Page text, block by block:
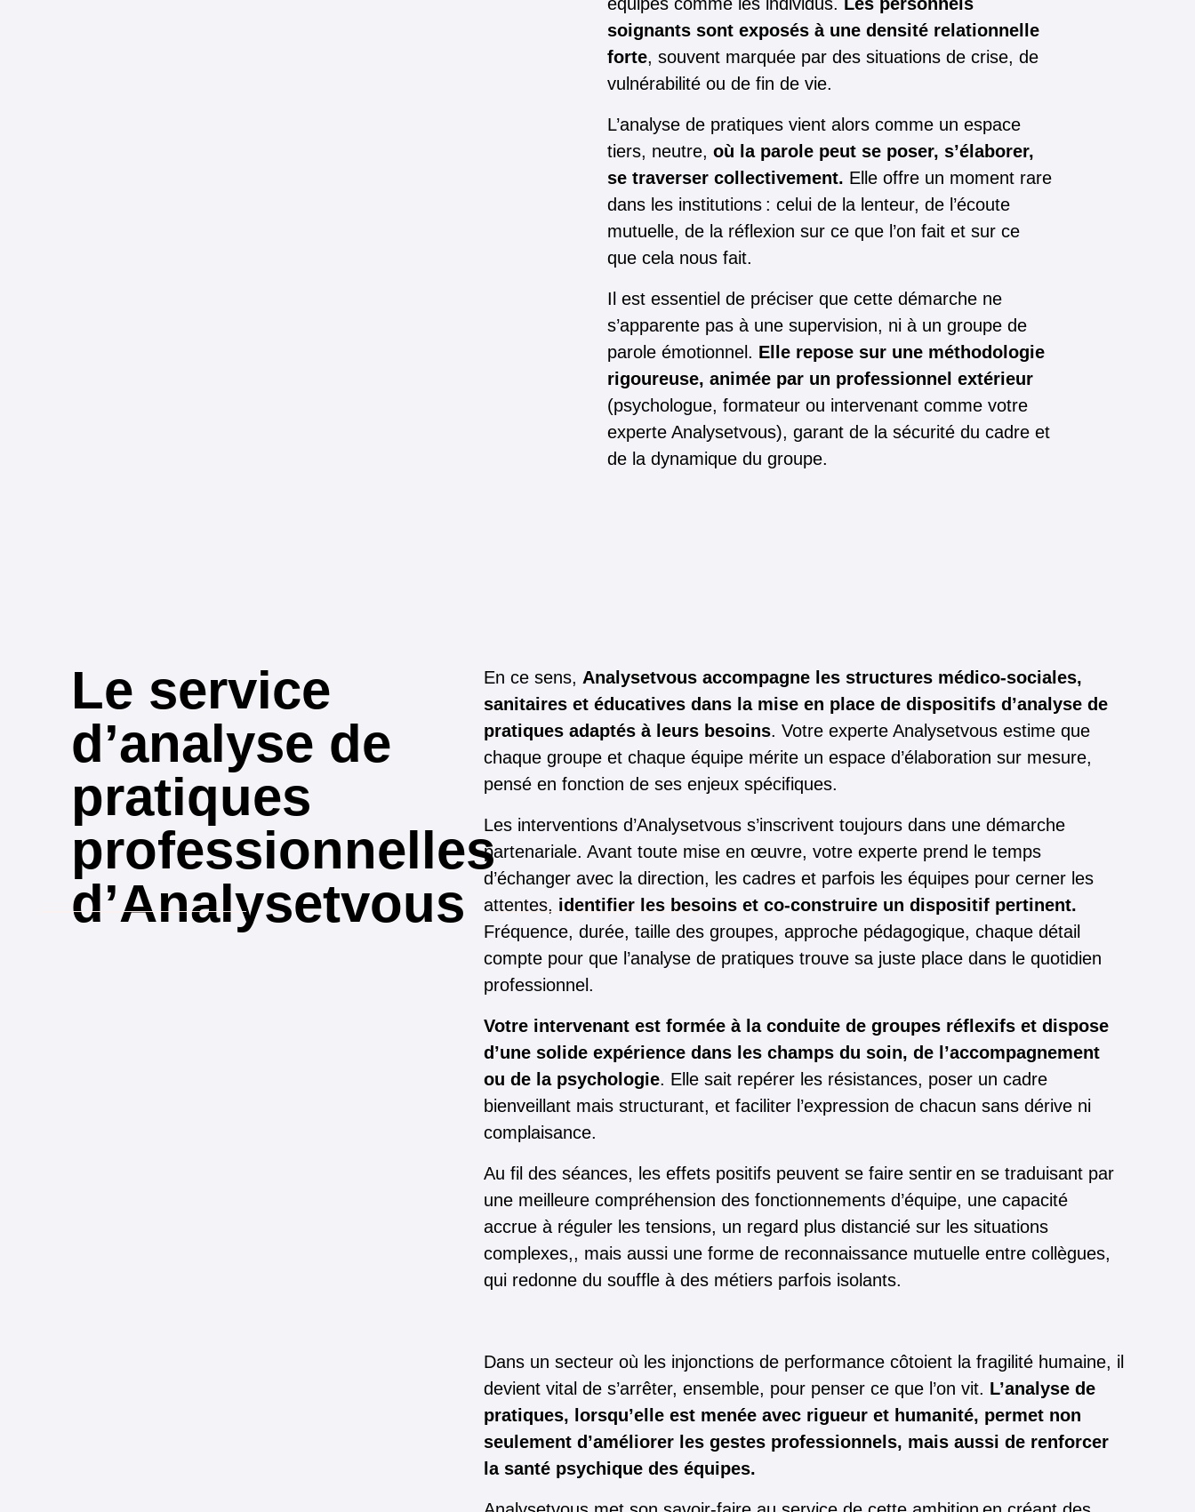
soignants sont exposés à une densité relationnelle
forte, souvent marquée par des situations de crise, de
vulnérabilité ou de fin de vie.
L’analyse de pratiques vient alors comme un espace
tiers, neutre, où la parole peut se poser, s’élaborer,
se traverser collectivement. Elle offre un moment rare
dans les institutions : celui de la lenteur, de l’écoute
mutuelle, de la réflexion sur ce que l’on fait et sur ce
que cela nous fait.
Il est essentiel de préciser que cette démarche ne
s’apparente pas à une supervision, ni à un groupe de
parole émotionnel. Elle repose sur une méthodologie
rigoureuse, animée par un professionnel extérieur
(psychologue, formateur ou intervenant comme votre
experte Analysetvous), garant de la sécurité du cadre et
de la dynamique du groupe.
Le service
d’analyse de
pratiques
professionnelles
d’Analysetvous
En ce sens, Analysetvous accompagne les structures médico-sociales,
sanitaires et éducatives dans la mise en place de dispositifs d’analyse de
pratiques adaptés à leurs besoins. Votre experte Analysetvous estime que
chaque groupe et chaque équipe mérite un espace d’élaboration sur mesure,
pensé en fonction de ses enjeux spécifiques.
Les interventions d’Analysetvous s’inscrivent toujours dans une démarche
partenariale. Avant toute mise en œuvre, votre experte prend le temps
d’échanger avec la direction, les cadres et parfois les équipes pour cerner les
attentes, identifier les besoins et co-construire un dispositif pertinent.
Fréquence, durée, taille des groupes, approche pédagogique, chaque détail
compte pour que l’analyse de pratiques trouve sa juste place dans le quotidien
professionnel.
Votre intervenant est formée à la conduite de groupes réflexifs et dispose
d’une solide expérience dans les champs du soin, de l’accompagnement
ou de la psychologie. Elle sait repérer les résistances, poser un cadre
bienveillant mais structurant, et faciliter l’expression de chacun sans dérive ni
complaisance.
Au fil des séances, les effets positifs peuvent se faire sentir en se traduisant par
une meilleure compréhension des fonctionnements d’équipe, une capacité
accrue à réguler les tensions, un regard plus distancié sur les situations
complexes,, mais aussi une forme de reconnaissance mutuelle entre collègues,
qui redonne du souffle à des métiers parfois isolants.
Dans un secteur où les injonctions de performance côtoient la fragilité humaine, il
devient vital de s’arrêter, ensemble, pour penser ce que l’on vit. L’analyse de
pratiques, lorsqu’elle est menée avec rigueur et humanité, permet non
seulement d’améliorer les gestes professionnels, mais aussi de renforcer
la santé psychique des équipes.